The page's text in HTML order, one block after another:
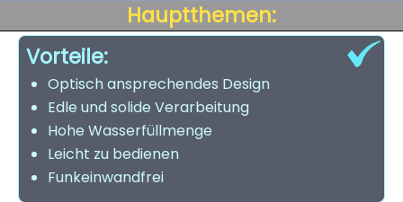
Hauptthemen:
Vorteile:
Optisch ansprechendes Design
Edle und solide Verarbeitung
Hohe Wasserfüllmenge
Leicht zu bedienen
Funkeinwandfrei